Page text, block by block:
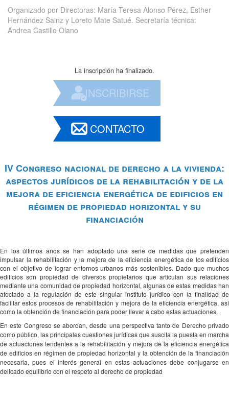
Organizado por Directoras: María Teresa Alonso Pérez, Esther
Hernández Sainz y Loreto Mate Satué. Secretaría técnica:
Andrea Castillo Olano
La inscripción ha finalizado.
INSCRIBIRSE
CONTACTO
IV Congreso nacional de derecho a la vivienda:
aspectos jurídicos de la rehabilitación y de la
mejora de eficiencia energética de edificios en
régimen de propiedad horizontal y su
financiación
En los últimos años se han adoptado una serie de medidas que pretenden
impulsar la rehabilitación y la mejora de la eficiencia energética de los edificios
con el objetivo de lograr entornos urbanos más sostenibles. Dado que muchos
edificios son propiedad de diversos propietarios que articulan sus relaciones
mediante una comunidad de propiedad horizontal, algunas de estas medidas han
afectado a la regulación de este singular instituto jurídico con la finalidad de
facilitar estos procesos de rehabilitación y mejora de la eficiencia energética, así
como la obtención de financiación para poder llevar a cabo estas actuaciones.
En este Congreso se abordan, desde una perspectiva tanto de Derecho privado
como público, las principales cuestiones jurídicas que suscita la puesta en marcha
de actuaciones tendentes a la rehabilitación y mejora de la eficiencia energética
de edificios en régimen de propiedad horizontal y la obtención de la financiación
necesaria, pues el interés general en estas actuaciones debe conjugarse en
delicado equilibrio con el respeto al derecho de propiedad